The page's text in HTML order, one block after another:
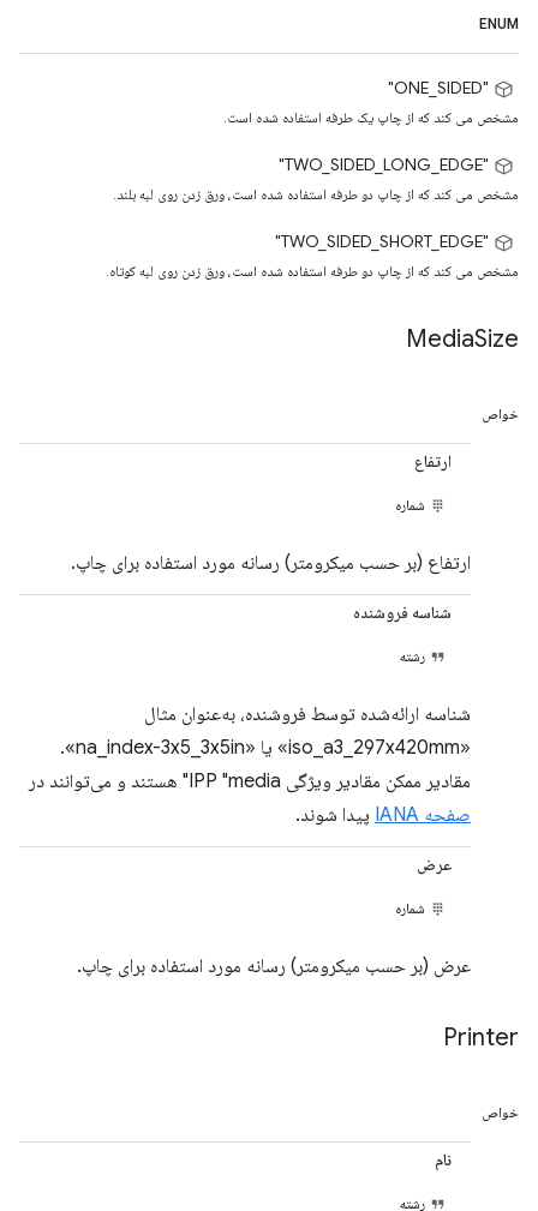
ENUM
"ONE_SIDED"
مشخص می کند که از چاپ یک طرفه استفاده شده است.
"TWO_SIDED_LONG_EDGE"
مشخص می کند که از چاپ دو طرفه استفاده شده است، ورق زدن روی لبه بلند.
"TWO_SIDED_SHORT_EDGE"
مشخص می کند که از چاپ دو طرفه استفاده شده است، ورق زدن روی لبه کوتاه.
MediaSize
خواص
ارتفاع
شماره
ارتفاع (بر حسب میکرومتر) رسانه مورد استفاده برای چاپ.
شناسه فروشنده
رشته
شناسه ارائه‌شده توسط فروشنده، به‌عنوان مثال
«iso_a3_297x420mm» یا «na_index-3x5_3x5in».
مقادیر ممکن مقادیر ویژگی IPP "media" هستند و می‌توانند در
صفحه IANA
پیدا شوند.
عرض
شماره
عرض (بر حسب میکرومتر) رسانه مورد استفاده برای چاپ.
Printer
خواص
نام
رشته